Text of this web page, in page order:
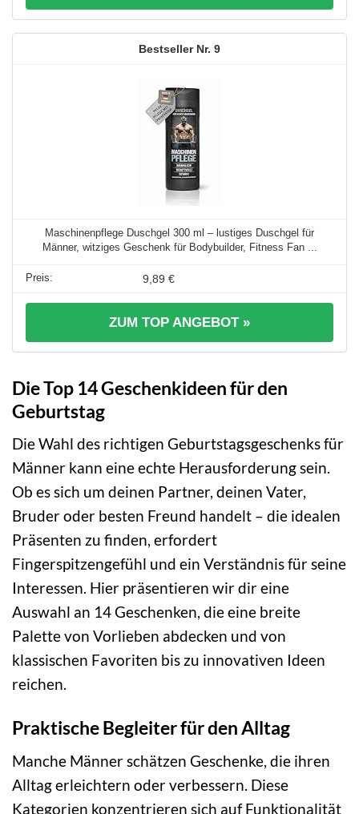
9
Maschinenpflege Duschgel 300 ml – lustiges Duschgel für
Männer, witziges Geschenk für Bodybuilder, Fitness Fan ...
9,89 €
ZUM TOP ANGEBOT »
Die Top 14 Geschenkideen für den
Geburtstag
Die Wahl des richtigen Geburtstagsgeschenks für
Männer kann eine echte Herausforderung sein.
Ob es sich um deinen Partner, deinen Vater,
Bruder oder besten Freund handelt – die idealen
Präsenten zu finden, erfordert
Fingerspitzengefühl und ein Verständnis für seine
Interessen. Hier präsentieren wir dir eine
Auswahl an 14 Geschenken, die eine breite
Palette von Vorlieben abdecken und von
klassischen Favoriten bis zu innovativen Ideen
reichen.
Praktische Begleiter für den Alltag
Manche Männer schätzen Geschenke, die ihren
Alltag erleichtern oder verbessern. Diese
Kategorien konzentrieren sich auf Funktionalität